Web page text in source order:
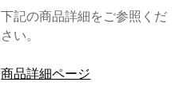
下記の商品詳細をご参照くだ
さい。
商品詳細ページ